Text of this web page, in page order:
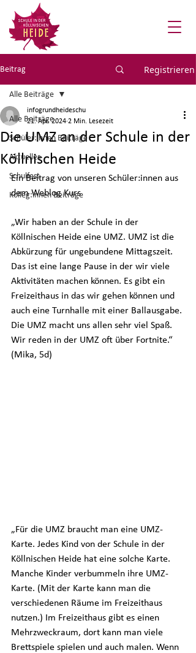
Beitrag Registrieren
Alle Beiträge
Schüler:innen Beiträge
Aktuelles
Schulfest
Kolleg:innen Beiträge
Alle Beiträge
Die UMZ an der Schule in der
Köllnischen Heide
infogrundheideschu
21. Apr. 2024 2 Min. Lesezeit
Ein Beitrag von unseren Schüler:innen aus
dem Weblog Kurs
„Wir haben an der Schule in der
Köllnischen Heide eine UMZ. UMZ ist die
Abkürzung für ungebundene Mittagszeit.
Das ist eine lange Pause in der wir viele
Aktivitäten machen können. Es gibt ein
Freizeithaus in das wir gehen können und
auch eine Turnhalle mit einer Ballausgabe.
Die UMZ macht uns allen sehr viel Spaß.
Wir reden in der UMZ oft über Fortnite.“
(Mika, 5d)
„Für die UMZ braucht man eine UMZ-
Karte. Jedes Kind von der Schule in der
Köllnischen Heide hat eine solche Karte.
Manche Kinder verbummeln ihre UMZ-
Karte. (Mit der Karte kann man die
verschiedenen Räume im Freizeithaus
nutzen.) Im Freizeithaus gibt es einen
Mehrzweckraum, dort kann man viele
Brettspiele spielen und auch malen. Wenn